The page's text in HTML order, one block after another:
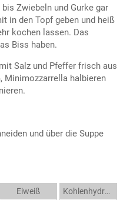
Zwiebeln und Gurke gar
in den Topf geben und heiß
kochen lassen. Das
Biss haben.
Salz und Pfeffer frisch aus
Minimozzarrella halbieren
und über die Suppe
Eiweiß
Kohlenhydrate